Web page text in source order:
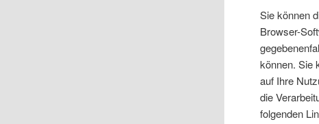
Sie können
Browser-
können. Sie
auf Ihre
die
folgenden